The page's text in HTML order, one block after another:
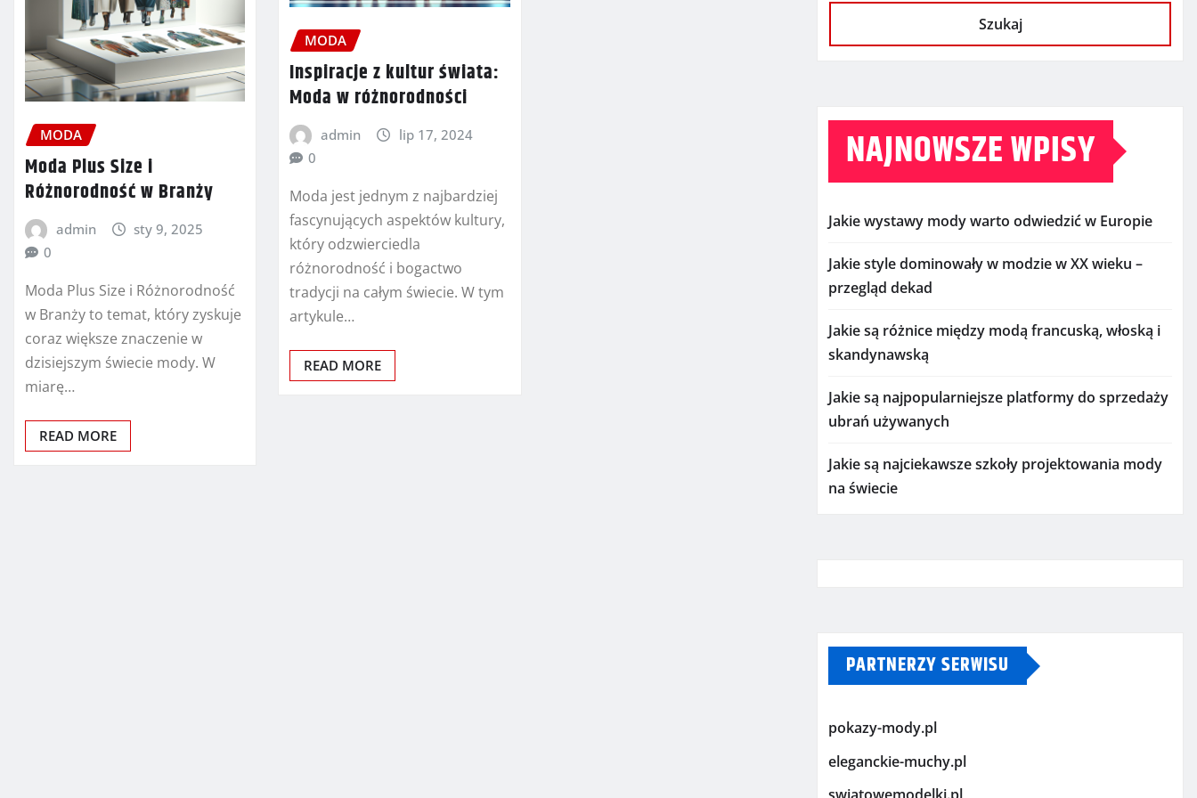
MODA
Moda Plus Size i
Różnorodność w Branży
admin
sty 9, 2025
0
Moda Plus Size i Różnorodność
w Branży to temat, który zyskuje
coraz większe znaczenie w
dzisiejszym świecie mody. W
miarę…
READ MORE
MODA
Inspiracje z kultur świata:
Moda w różnorodności
admin
lip 17, 2024
0
Moda jest jednym z najbardziej
fascynujących aspektów kultury,
który odzwierciedla
różnorodność i bogactwo
tradycji na całym świecie. W tym
artykule…
READ MORE
Szukaj
NAJNOWSZE WPISY
Jakie wystawy mody warto odwiedzić w Europie
Jakie style dominowały w modzie w XX wieku –
przegląd dekad
Jakie są różnice między modą francuską, włoską i
skandynawską
Jakie są najpopularniejsze platformy do sprzedaży
ubrań używanych
Jakie są najciekawsze szkoły projektowania mody
na świecie
PARTNERZY SERWISU
pokazy-mody.pl
eleganckie-muchy.pl